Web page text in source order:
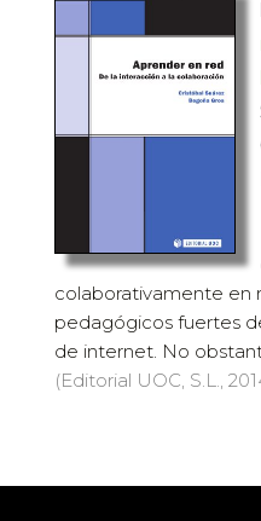
colaborativamente en
pedagógicos fuertes
de internet. No
(Editorial UOC, S.L.,